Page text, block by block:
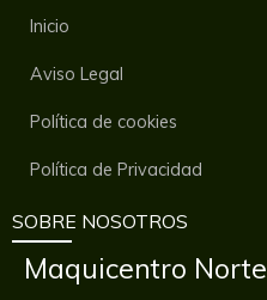
Inicio
Aviso Legal
Política de cookies
Política de Privacidad
SOBRE NOSOTROS
Maquicentro Norte